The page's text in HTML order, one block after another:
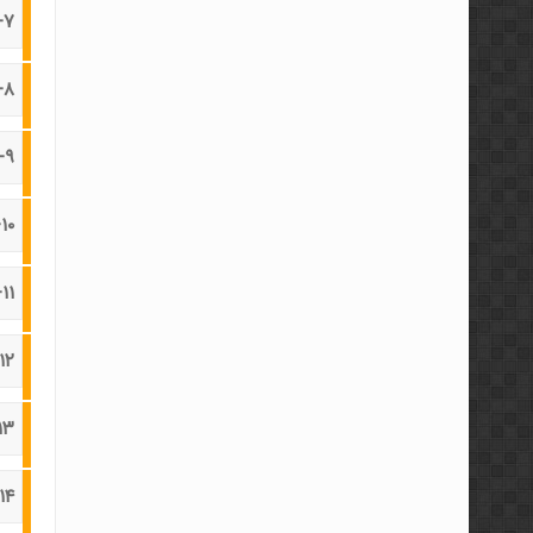
۷-زمانهای مناسب برای خرید و فروش
۸-دستورات شرطی در خرید و فروش
۹-ابزارهای متاتریدر
۱۰-انواع تحلیل
۱۱-تحلیل تکنیکال
۱۲-رفتار قیمت
۱۳-
۱۴-خطوط حمایت و مقاومت